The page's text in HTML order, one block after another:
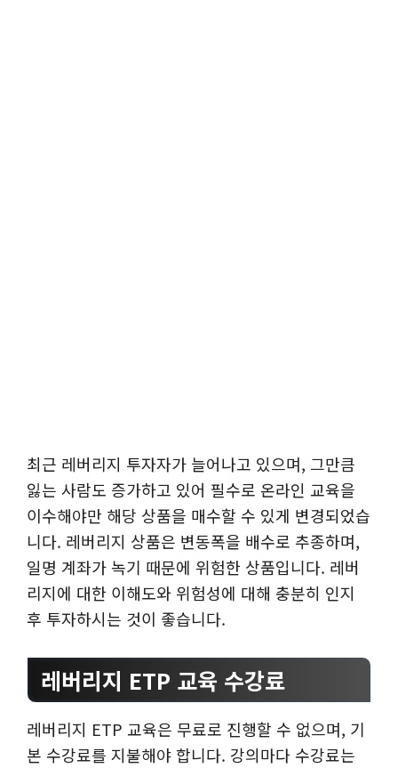
최근 레버리지 투자자가 늘어나고 있으며, 그만큼
잃는 사람도 증가하고 있어 필수로 온라인 교육을
이수해야만 해당 상품을 매수할 수 있게 변경되었습
니다. 레버리지 상품은 변동폭을 배수로 추종하며,
일명 계좌가 녹기 때문에 위험한 상품입니다. 레버
리지에 대한 이해도와 위험성에 대해 충분히 인지
후 투자하시는 것이 좋습니다.
레버리지 ETP 교육 수강료
레버리지 ETP 교육은 무료로 진행할 수 없으며, 기
본 수강료를 지불해야 합니다. 강의마다 수강료는